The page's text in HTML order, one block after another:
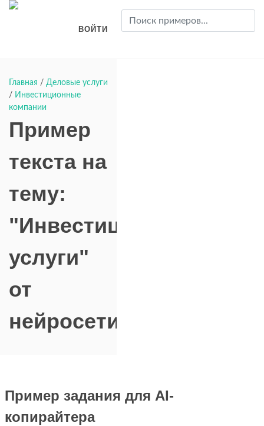
ВОЙТИ
Главная / Деловые услуги
/ Инвестиционные
компании
Пример
текста на
тему:
"Инвестиционные
услуги"
от
нейросети
Пример задания для AI-
копирайтера